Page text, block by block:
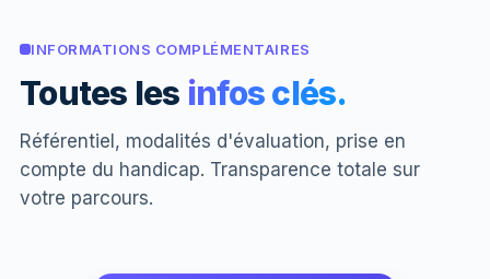
INFORMATIONS COMPLÉMENTAIRES
Toutes les infos clés.
Référentiel, modalités d'évaluation, prise en
compte du handicap. Transparence totale sur
votre parcours.